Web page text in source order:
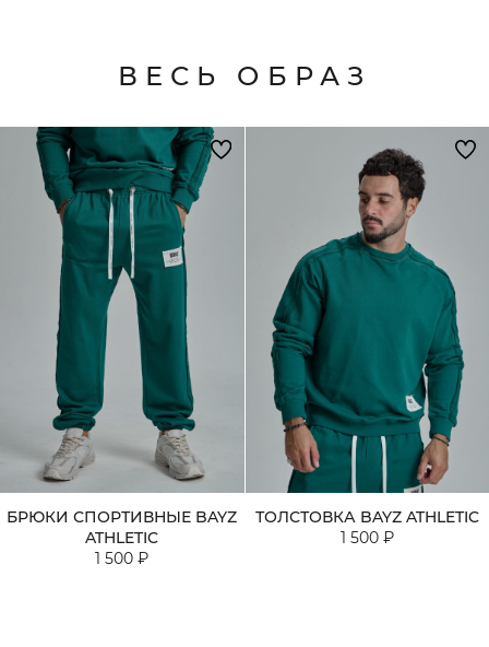
ВЕСЬ ОБРАЗ
БРЮКИ СПОРТИВНЫЕ BAYZ
ATHLETIC
1 500 ₽
ТОЛСТОВКА BAYZ ATHLETIC
1 500 ₽